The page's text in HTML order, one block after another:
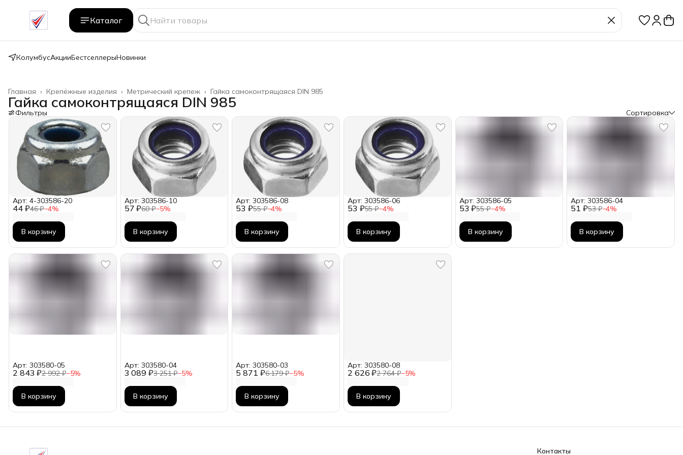
Каталог
КолумбусАкцииБестселлерыНовинки
Гайка самоконтрящаяся DIN 985
Метрический крепеж ›
Крепёжные изделия ›
Главная ›
Гайка самоконтрящаяся DIN 985
Фильтры Сортировка
44 ₽46 ₽−4%
Арт: 4-303586-20
В корзину
57 ₽60 ₽−5%
Арт: 303586-10
В корзину
53 ₽55 ₽−4%
Арт: 303586-08
В корзину
53 ₽55 ₽−4%
Арт: 303586-06
В корзину
53 ₽55 ₽−4%
Арт: 303586-05
В корзину
51 ₽53 ₽−4%
Арт: 303586-04
В корзину
2 843 ₽2 992 ₽−5%
Арт: 303580-05
В корзину
3 089 ₽3 251 ₽−5%
Арт: 303580-04
В корзину
5 871 ₽6 179 ₽−5%
Арт: 303580-03
В корзину
2 626 ₽2 764 ₽−5%
Арт: 303580-08
В корзину
Контакты